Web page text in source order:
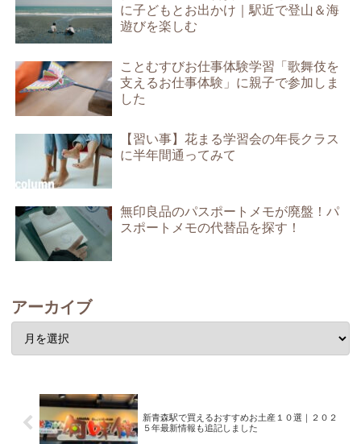
に子どもとお出かけ｜駅近で登山＆海
遊びを楽しむ
ことむすびお仕事体験学習「歌舞伎を
支えるお仕事体験」に親子で参加しま
した
【習い事】花まる学習会の年長クラス
に半年間通ってみて
無印良品のパスポートメモが廃盤！パ
スポートメモの代替品を探す！
アーカイブ
新青森駅で買えるおすすめお土産１０選｜２０２
５年最新情報も追記しました